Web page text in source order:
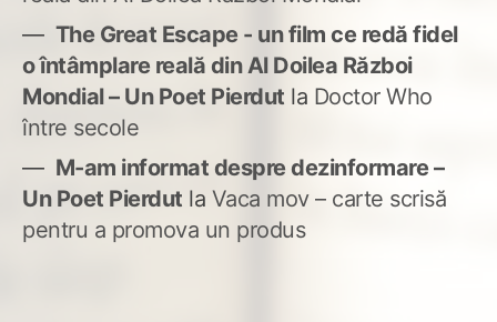
The Great Escape - un film ce redă fidel
o întâmplare reală din Al Doilea Război
Mondial – Un Poet Pierdut la Doctor Who
între secole
M-am informat despre dezinformare –
Un Poet Pierdut la Vaca mov – carte scrisă
pentru a promova un produs